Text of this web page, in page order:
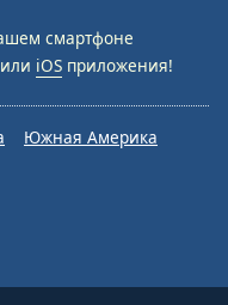
смартфоне
или iOS приложения!
Южная Америка